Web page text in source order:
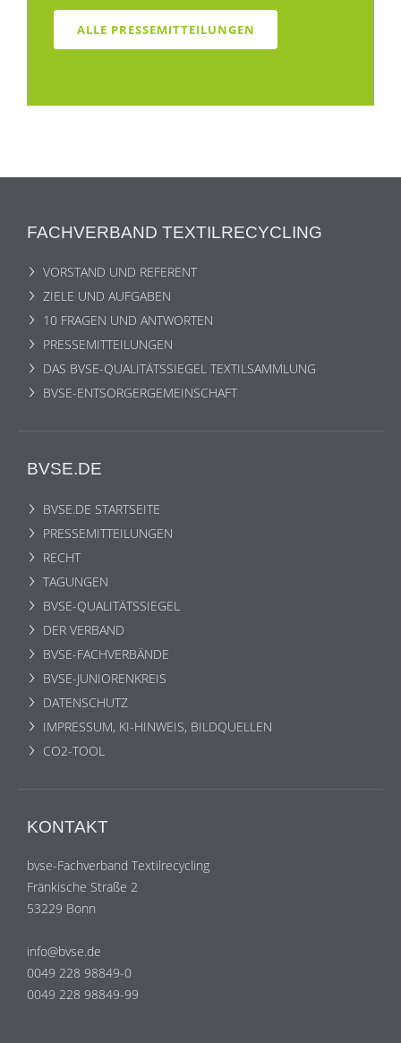
ALLE PRESSEMITTEILUNGEN
FACHVERBAND TEXTILRECYCLING
VORSTAND UND REFERENT
ZIELE UND AUFGABEN
10 FRAGEN UND ANTWORTEN
PRESSEMITTEILUNGEN
DAS BVSE-QUALITÄTSSIEGEL TEXTILSAMMLUNG
BVSE-ENTSORGERGEMEINSCHAFT
BVSE.DE
BVSE.DE STARTSEITE
PRESSEMITTEILUNGEN
RECHT
TAGUNGEN
BVSE-QUALITÄTSSIEGEL
DER VERBAND
BVSE-FACHVERBÄNDE
BVSE-JUNIORENKREIS
DATENSCHUTZ
IMPRESSUM, KI-HINWEIS, BILDQUELLEN
CO2-TOOL
KONTAKT
bvse-Fachverband Textilrecycling
Fränkische Straße 2
53229 Bonn
info@bvse.de
0049 228 98849-0
0049 228 98849-99